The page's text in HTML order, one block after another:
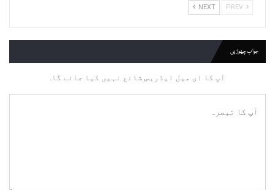
NEXT
جواب چھوڑیں
آپ کا ای میل ایڈریس شائع نہیں کیا جائے گا.